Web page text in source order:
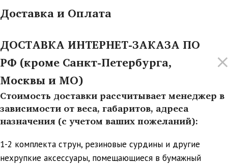
Доставка и Оплата
ДОСТАВКА ИНТЕРНЕТ-ЗАКАЗА ПО
РФ (кроме Санкт-Петербурга,
Москвы и МО)
Стоимость доставки рассчитывает менеджер в
зависимости от веса, габаритов, адреса
назначения (с учетом ваших пожеланий):
1-2 комплекта струн, резиновые сурдины и другие
нехрупкие аксессуары, помещающиеся в бумажный